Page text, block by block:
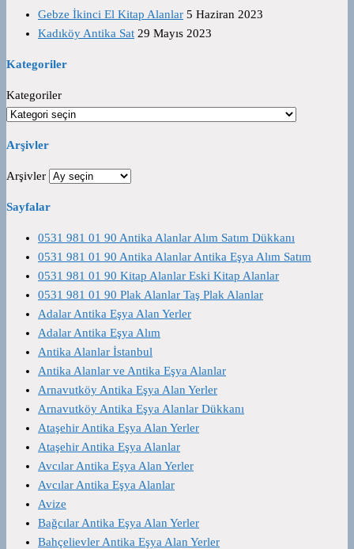
Gebze İkinci El Kitap Alanlar 5 Haziran 2023
Kadıköy Antika Sat 29 Mayıs 2023
Kategoriler
Kategoriler
Arşivler
Arşivler
Sayfalar
0531 981 01 90 Antika Alanlar Alım Satım Dükkanı
0531 981 01 90 Antika Alanlar Antika Eşya Alım Satım
0531 981 01 90 Kitap Alanlar Eski Kitap Alanlar
0531 981 01 90 Plak Alanlar Taş Plak Alanlar
Adalar Antika Eşya Alan Yerler
Adalar Antika Eşya Alım
Antika Alanlar İstanbul
Antika Alanlar ve Antika Eşya Alanlar
Arnavutköy Antika Eşya Alan Yerler
Arnavutköy Antika Eşya Alanlar Dükkanı
Ataşehir Antika Eşya Alan Yerler
Ataşehir Antika Eşya Alanlar
Avcılar Antika Eşya Alan Yerler
Avcılar Antika Eşya Alanlar
Avize
Bağcılar Antika Eşya Alan Yerler
Bahçelievler Antika Eşya Alan Yerler